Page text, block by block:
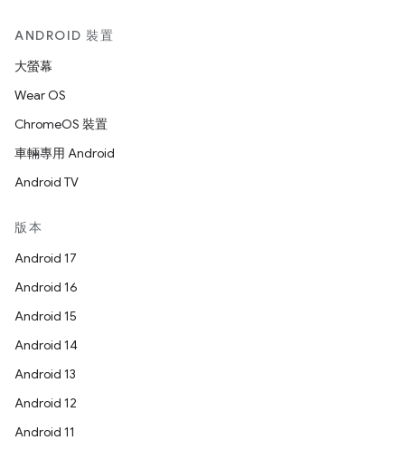
ANDROID 裝置
大螢幕
Wear OS
ChromeOS 裝置
車輛專用 Android
Android TV
版本
Android 17
Android 16
Android 15
Android 14
Android 13
Android 12
Android 11